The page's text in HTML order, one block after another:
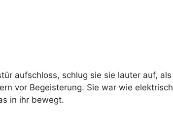
aufschloss, schlug sie sie lauter auf, als
vor Begeisterung. Sie war wie elektrisch
in ihr bewegt.